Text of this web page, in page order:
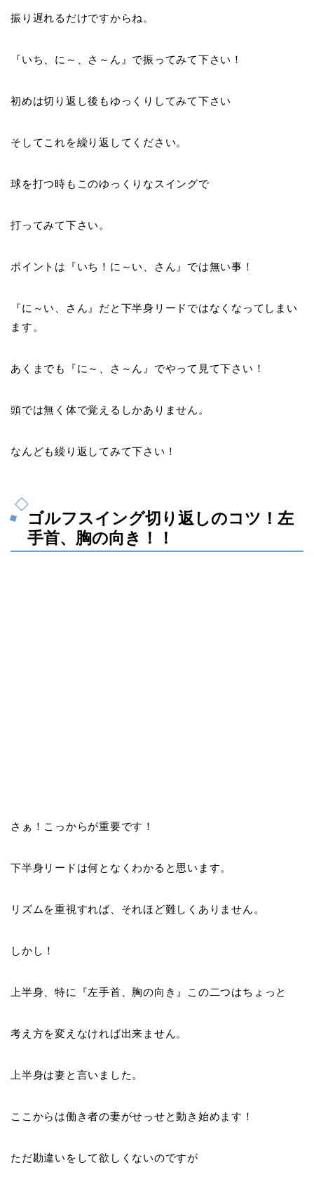
振り遅れるだけですからね。
『いち、に～、さ～ん 』で振ってみて下さい！
初めは切り返し後もゆっくりしてみて下さい
そしてこれを繰り返してください。
球を打つ時もこのゆっくりなスイングで
打ってみて下さい。
ポイントは『いち！に～い、さん 』では無い事！
『に～い、さん 』だと下半身リードではなくなってしまい
ます。
あくまでも『に～、さ～ん 』でやって見て下さい！
頭では無く体で覚えるしかありません。
なんども繰り返してみて下さい！
ゴルフスイング切り返しのコツ！左
手首、胸の向き！！
さぁ！こっからが重要です！
下半身リードは何となくわかると思います。
リズムを重視すれば、それほど難しくありません。
しかし！
上半身、特に『左手首、胸の向き 』この二つはちょっと
考え方を変えなければ出来ません。
上半身は妻と言いました。
ここからは働き者の妻がせっせと動き始めます！
ただ勘違いをして欲しくないのですが